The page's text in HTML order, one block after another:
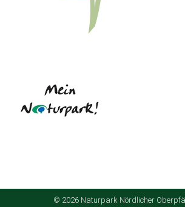
© 2026 Naturpark Nördlicher